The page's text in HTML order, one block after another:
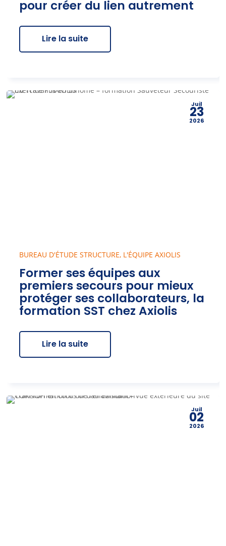
pour créer du lien autrement
Lire la suite
Juil
23
2026
BUREAU D'ÉTUDE STRUCTURE, L'ÉQUIPE AXIOLIS
Former ses équipes aux
premiers secours pour mieux
protéger ses collaborateurs, la
formation SST chez Axiolis
Lire la suite
Juil
02
2026